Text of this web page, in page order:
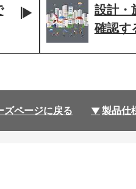
設計・
確認す
ズページに戻る 製品仕